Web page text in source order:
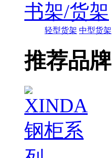
书架/货架
轻型货架 中型货架
推荐品牌